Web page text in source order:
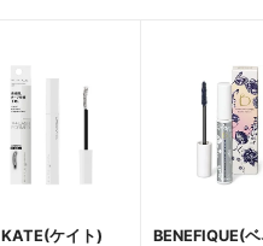
KATE(ケイト) BENEFIQUE(